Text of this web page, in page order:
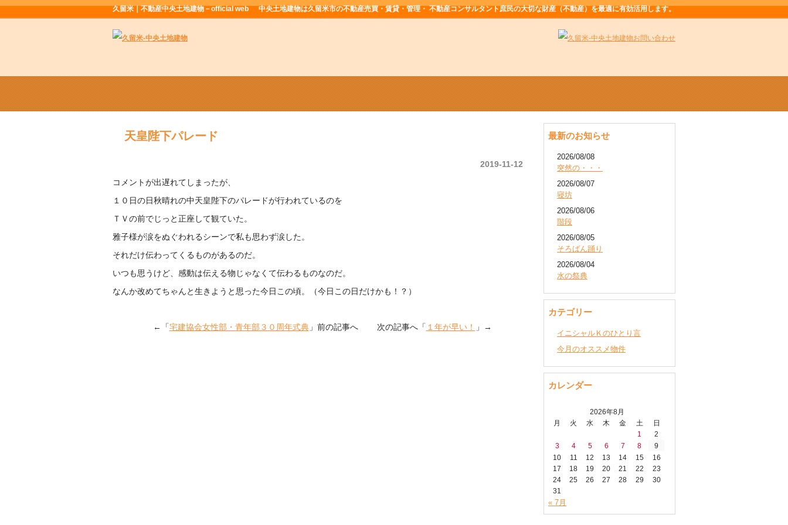
久留米｜不動産中央土地建物－official web 中央土地建物は久留米市の不動産売買・賃貸・管理・ 不動産コンサルタント庶民の大切な財産（不動産）を最適に有効活用します。
天皇陛下パレード
2019-11-12
コメントが出遅れてしまったが、
１０日の日秋晴れの中天皇陛下のパレードが行われているのを
ＴＶの前でじっと正座して観ていた。
雅子様が涙をぬぐわれるシーンで私も思わず涙した。
それだけ伝わってくるものがあるのだ。
いつも思うけど、感動は伝える物じゃなくて伝わるものなのだ。
なんか改めてちゃんと生きようと思った今日この頃。（今日この日だけかも！？）
←「宅建協会女性部・青年部３０周年式典」前の記事へ 次の記事へ「 １年が早い！ 」→
最新のお知らせ
2026/08/08
突然の・・・
2026/08/07
寝坊
2026/08/06
階段
2026/08/05
そろばん踊り
2026/08/04
水の祭典
カテゴリー
イニシャルＫのひとり言
今月のオススメ物件
カレンダー
2026年8月
月
火 水 木 金 土
日
1
2
3
4 5 6 7 8
9
10
11 12 13 14 15
16
17
18 19 20 21 22
23
24
25 26 27 28 29
30
31
« 7月